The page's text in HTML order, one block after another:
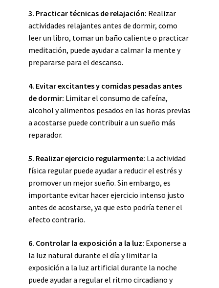
3. Practicar técnicas de relajación: Realizar
actividades relajantes antes de dormir, como
leer un libro, tomar un baño caliente o practicar
meditación, puede ayudar a calmar la mente y
prepararse para el descanso.
4. Evitar excitantes y comidas pesadas antes
de dormir: Limitar el consumo de cafeína,
alcohol y alimentos pesados en las horas previas
a acostarse puede contribuir a un sueño más
reparador.
5. Realizar ejercicio regularmente: La actividad
física regular puede ayudar a reducir el estrés y
promover un mejor sueño. Sin embargo, es
importante evitar hacer ejercicio intenso justo
antes de acostarse, ya que esto podría tener el
efecto contrario.
6. Controlar la exposición a la luz: Exponerse a
la luz natural durante el día y limitar la
exposición a la luz artificial durante la noche
puede ayudar a regular el ritmo circadiano y